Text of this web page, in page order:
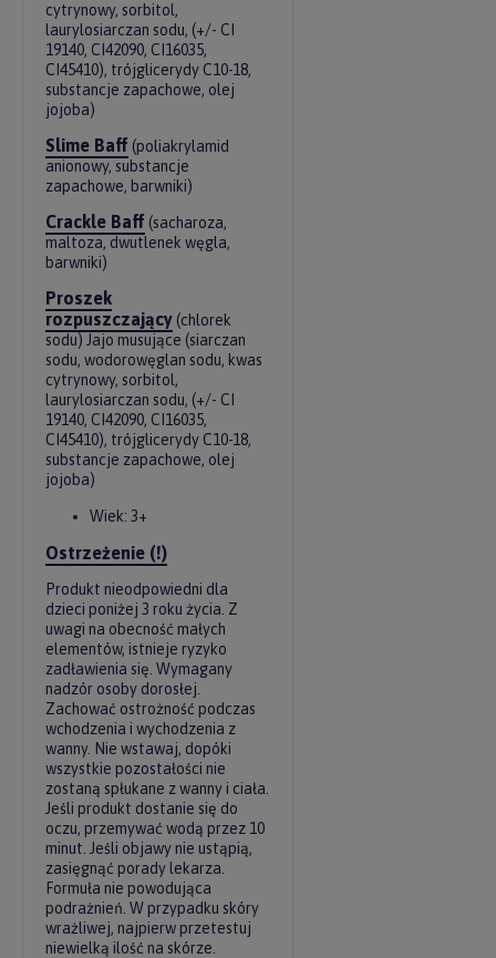
cytrynowy, sorbitol,
laurylosiarczan sodu, (+/- CI
19140, CI42090, CI16035,
CI45410), trójglicerydy C10-18,
substancje zapachowe, olej
jojoba)
Slime Baff (poliakrylamid
anionowy, substancje
zapachowe, barwniki)
Crackle Baff (sacharoza,
maltoza, dwutlenek węgla,
barwniki)
Proszek
rozpuszczający (chlorek
sodu) Jajo musujące (siarczan
sodu, wodorowęglan sodu, kwas
cytrynowy, sorbitol,
laurylosiarczan sodu, (+/- CI
19140, CI42090, CI16035,
CI45410), trójglicerydy C10-18,
substancje zapachowe, olej
jojoba)
Wiek: 3+
Ostrzeżenie (!)
Produkt nieodpowiedni dla
dzieci poniżej 3 roku życia. Z
uwagi na obecność małych
elementów, istnieje ryzyko
zadławienia się. Wymagany
nadzór osoby dorosłej.
Zachować ostrożność podczas
wchodzenia i wychodzenia z
wanny. Nie wstawaj, dopóki
wszystkie pozostałości nie
zostaną spłukane z wanny i ciała.
Jeśli produkt dostanie się do
oczu, przemywać wodą przez 10
minut. Jeśli objawy nie ustąpią,
zasięgnąć porady lekarza.
Formuła nie powodująca
podrażnień. W przypadku skóry
wrażliwej, najpierw przetestuj
niewielką ilość na skórze.